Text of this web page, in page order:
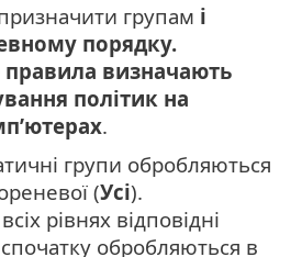
групам і
порядку.
визначають
політик на
.
групи обробляються
(Усі).
рівнях відповідні
обробляються в